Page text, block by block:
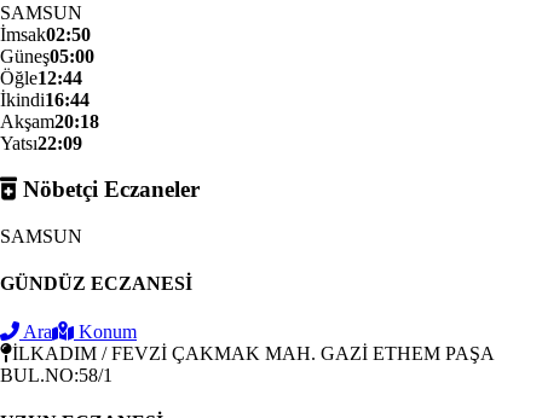
SAMSUN
İmsak02:50
Güneş05:00
Öğle12:44
İkindi16:44
Akşam20:18
Yatsı22:09
Nöbetçi Eczaneler
SAMSUN
GÜNDÜZ ECZANESİ
Ara
Konum
İLKADIM / FEVZİ ÇAKMAK MAH. GAZİ ETHEM PAŞA
BUL.NO:58/1